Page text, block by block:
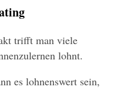
trifft man viele
lohnt.
es lohnenswert sein,